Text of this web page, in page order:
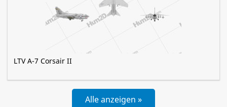
LTV A-7 Corsair II
Alle anzeigen »